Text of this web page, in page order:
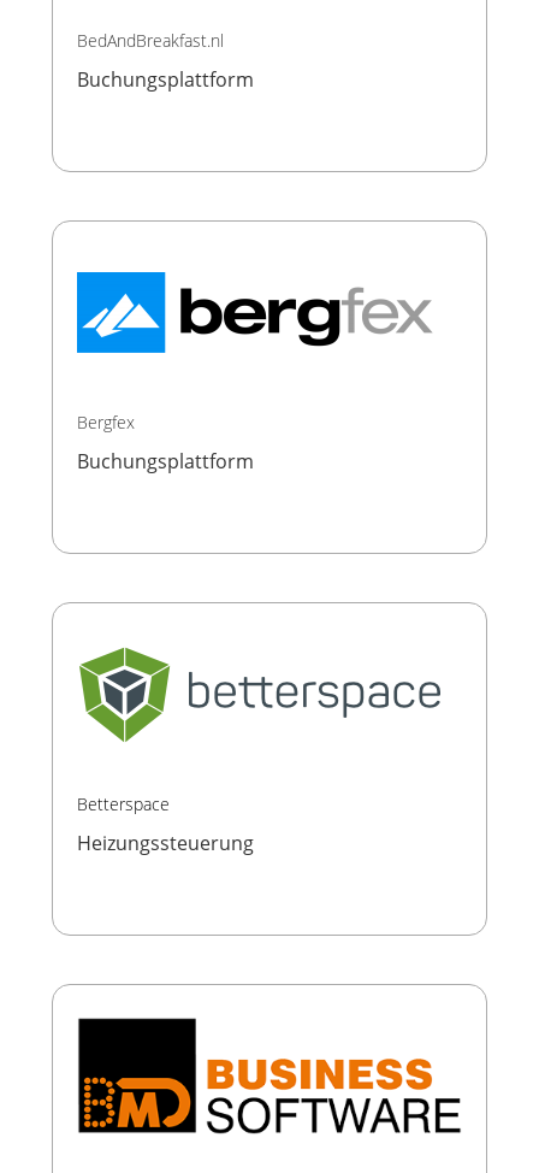
BedAndBreakfast.nl
Buchungsplattform
Bergfex
Buchungsplattform
Betterspace
Heizungssteuerung